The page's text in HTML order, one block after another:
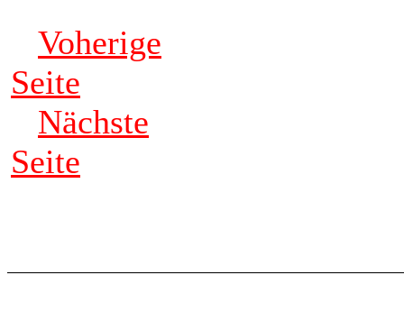
Voherige
Seite
Nächste
Seite